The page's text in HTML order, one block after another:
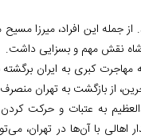
از جمله این افراد، میرزا
نقش مهم و بسزایی داشت.
کبری به ایران
از بازگشت به تهران
به عتبات و حرکت
با آن‌ها در تهران،